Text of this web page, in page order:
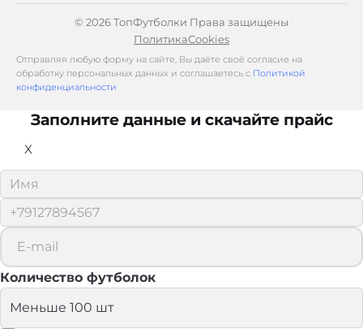
© 2026 ТопФутболки Права защищены
ПолитикаCookies
Отправляя любую форму на сайте, Вы даёте своё согласие на
обработку персональных данных и соглашаетесь с Политикой
конфиденциальности
Заполните данные и скачайте прайс
X
Количество футболок